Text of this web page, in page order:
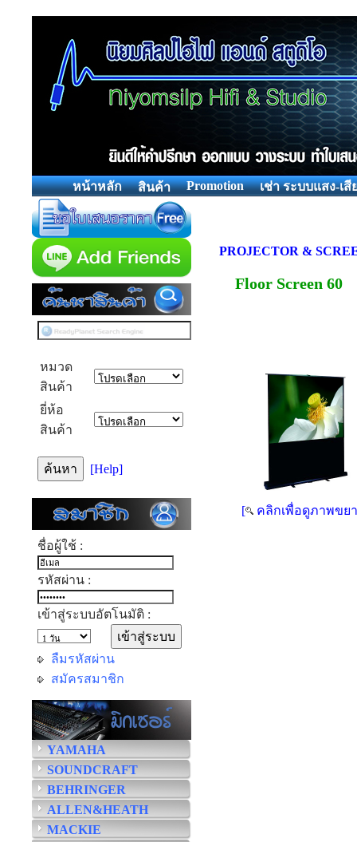
หน้าหลัก สินค้า Promotion เช่า ระบบแสง-เสี
หมวด
สินค้า
ยี่ห้อ
สินค้า
[Help]
ชื่อผู้ใช้ :
รหัสผ่าน :
เข้าสู่ระบบอัตโนมัติ :
ลืมรหัสผ่าน
สมัครสมาชิก
YAMAHA
SOUNDCRAFT
BEHRINGER
ALLEN&HEATH
MACKIE
PROJECTOR &
Floor Screen 60
[ คลิกเพื่อดูภาพขย